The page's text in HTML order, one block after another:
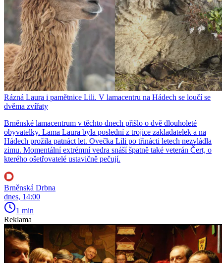
Rázná Laura i pamětnice Lili. V lamacentru na Hádech se loučí se
dvěma zvířaty
Brněnské lamacentrum v těchto dnech přišlo o dvě dlouholeté
obyvatelky. Lama Laura byla poslední z trojice zakladatelek a na
Hádech prožila patnáct let. Ovečka Lili po třinácti letech nezvládla
zimu. Momentální extrémní vedra snáší špatně také veterán Čert, o
kterého ošetřovatelé ustavičně pečují.
Brněnská Drbna
dnes, 14:00
1 min
Reklama